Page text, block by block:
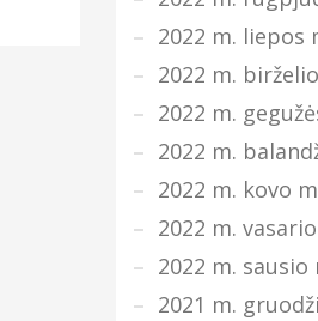
2022 m. liepos
2022 m.
2022 m.
2022 m.
2022 m. kovo
2022 m.
2022 m. sausio
2021 m.